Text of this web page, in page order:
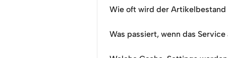
Wie oft wird der Artikelbestand
Was passiert, wenn das